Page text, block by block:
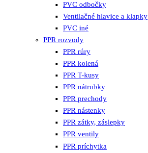
PVC odbočky
Ventilačné hlavice a klapky
PVC iné
PPR rozvody
PPR rúry
PPR kolená
PPR T-kusy
PPR nátrubky
PPR prechody
PPR nástenky
PPR zátky, záslepky
PPR ventily
PPR príchytka